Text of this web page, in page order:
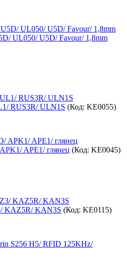
UL050/ U5D/ Favour/ 1,8mm
RUS3R/ ULN1S (Код: KE0055)
APE1/ глянец (Код: KE0045)
KAZ5R/ KAN3S (Код: KE0115)